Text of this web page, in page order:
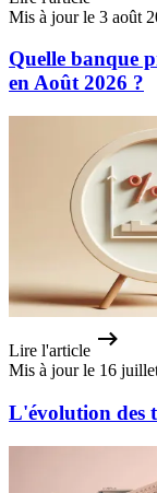
Mis à jour le 3 août
Quelle banque
en Août 2026 ?
Lire l'article
Mis à jour le 16
L'évolution des